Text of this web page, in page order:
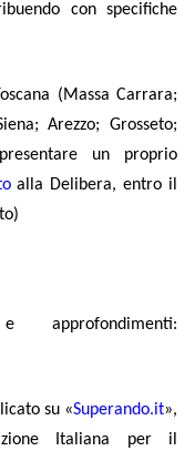
con specifiche
(Massa Carrara;
Arezzo; Grosseto;
un proprio
alla Delibera, entro il
su «Superando.it»,
Italiana per il